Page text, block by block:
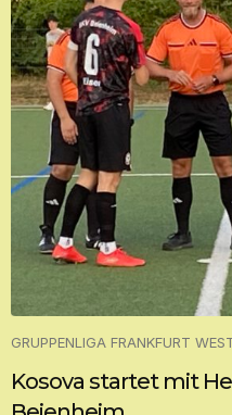
GRUPPENLIGA FRANKFURT
Kosova startet mit